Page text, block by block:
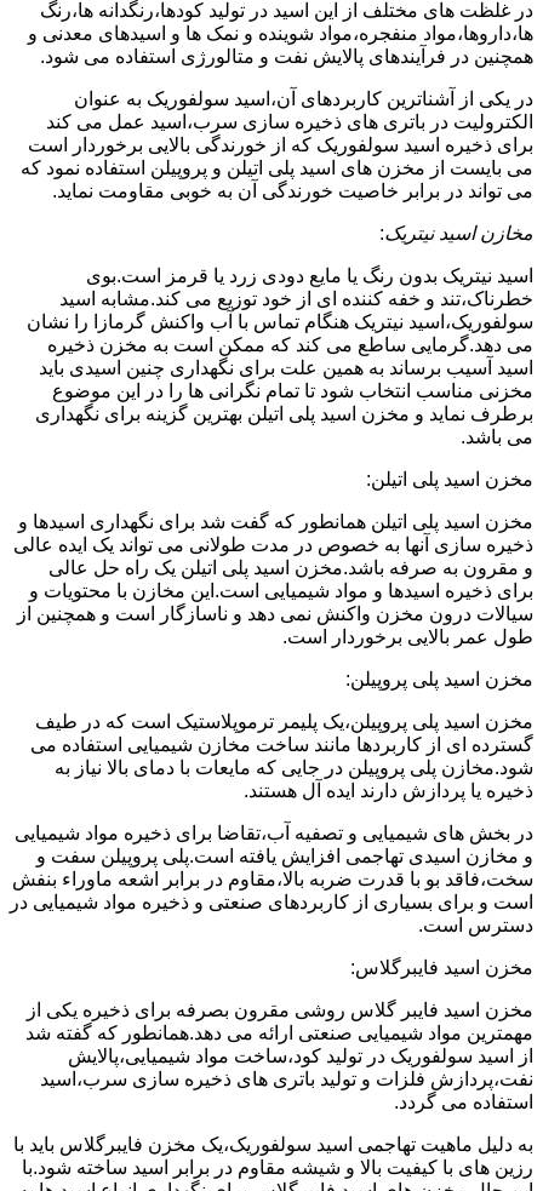
در غلظت های مختلف از این اسید در تولید کودها،رنگدانه ها،رنگ
ها،داروها،مواد منفجره،مواد شوینده و نمک ها و اسیدهای معدنی و
همچنین در فرآیندهای پالایش نفت و متالورژی استفاده می شود.
در یکی از آشناترین کاربردهای آن،اسید سولفوریک به عنوان
الکترولیت در باتری های ذخیره سازی سرب،اسید عمل می کند
برای ذخیره اسید سولفوریک که از خورندگی بالایی برخوردار است
می بایست از مخزن های اسید پلی اتیلن و پروپیلن استفاده نمود که
می تواند در برابر خاصیت خورندگی آن به خوبی مقاومت نماید.
مخازن اسید نیتریک:
اسید نیتریک بدون رنگ یا مایع دودی زرد یا قرمز است.بوی
خطرناک،تند و خفه کننده ای از خود توزیع می کند.مشابه اسید
سولفوریک،اسید نیتریک هنگام تماس با آب واکنش گرمازا را نشان
می دهد.گرمایی ساطع می کند که ممکن است به مخزن ذخیره
اسید آسیب برساند به همین علت برای نگهداری چنین اسیدی باید
مخزنی مناسب انتخاب شود تا تمام نگرانی ها را در این موضوع
برطرف نماید و مخزن اسید پلی اتیلن بهترین گزینه برای نگهداری
می باشد.
مخزن اسید پلی اتیلن:
مخزن اسید پلی اتیلن همانطور که گفت شد برای نگهداری اسیدها و
ذخیره سازی آنها به خصوص در مدت طولانی می تواند یک ایده عالی
و مقرون به صرفه باشد.مخزن اسید پلی اتیلن یک راه حل عالی
برای ذخیره اسیدها و مواد شیمیایی است.این مخازن با محتویات و
سیالات درون مخزن واکنش نمی دهد و ناسازگار است و همچنین از
طول عمر بالایی برخوردار است.
مخزن اسید پلی پروپیلن:
مخزن اسید پلی پروپیلن،یک پلیمر ترموپلاستیک است که در طیف
گسترده ای از کاربردها مانند ساخت مخازن شیمیایی استفاده می
شود.مخازن پلی پروپیلن در جایی که مایعات با دمای بالا نیاز به
ذخیره یا پردازش دارند ایده آل هستند.
در بخش های شیمیایی و تصفیه آب،تقاضا برای ذخیره مواد شیمیایی
و مخازن اسیدی تهاجمی افزایش یافته است.پلی پروپیلن سفت و
سخت،فاقد بو با قدرت ضربه بالا،مقاوم در برابر اشعه ماوراء بنفش
است و برای بسیاری از کاربردهای صنعتی و ذخیره مواد شیمیایی در
دسترس است.
مخزن اسید فایبرگلاس:
مخزن اسید فایبر گلاس روشی مقرون بصرفه برای ذخیره یکی از
مهمترین مواد شیمیایی صنعتی ارائه می دهد.همانطور که گفته شد
از اسید سولفوریک در تولید کود،ساخت مواد شیمیایی،پالایش
نفت،پردازش فلزات و تولید باتری های ذخیره سازی سرب،اسید
استفاده می گردد.
به دلیل ماهیت تهاجمی اسید سولفوریک،یک مخزن فایبرگلاس باید با
رزین های با کیفیت بالا و شیشه مقاوم در برابر اسید ساخته شود.با